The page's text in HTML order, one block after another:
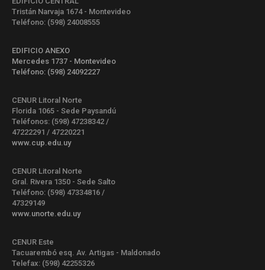
Tristán Narvaja 1674 - Montevideo
Teléfono: (598) 24008555
EDIFICIO ANEXO
Mercedes 1737 - Montevideo
Teléfono: (598) 24092227
CENUR Litoral Norte
Florida 1065 - Sede Paysandú
Teléfonos: (598) 47238342 /
47222291 / 47220221
www.cup.edu.uy
CENUR Litoral Norte
Gral. Rivera 1350 - Sede Salto
Teléfono: (598) 47334816 /
47329149
www.unorte.edu.uy
CENUR Este
Tacuarembó esq. Av. Artigas - Maldonado
Telefax: (598) 42255326